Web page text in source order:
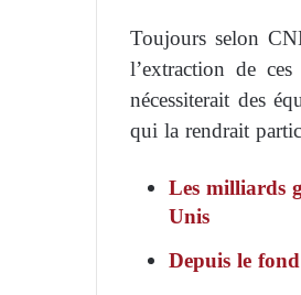
Toujours selon
l’extraction de
nécessiterait des
qui la rendrait
Les milliards
Unis
Depuis le